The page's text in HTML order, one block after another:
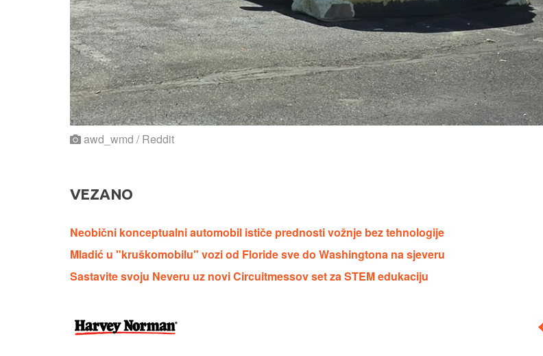
awd_wmd / Reddit
VEZANO
Neobični konceptualni automobil ističe prednosti vožnje bez tehnologije
Mladić u "kruškomobilu" vozi od Floride sve do Washingtona na sjeveru
Sastavite svoju Neveru uz novi Circuitmessov set za STEM edukaciju